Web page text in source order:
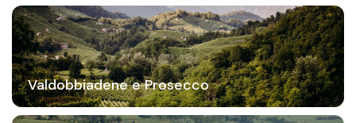
Valdobbiadene e Prosecco